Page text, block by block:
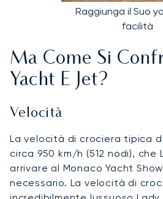
Raggiunga il Suo
facilità
Ma Come Si
Yacht E Jet?
Velocità
La velocità di crociera tipica
circa 950 km/h (512 nodi),
arrivare al Monaco Yacht
necessario. La velocità di